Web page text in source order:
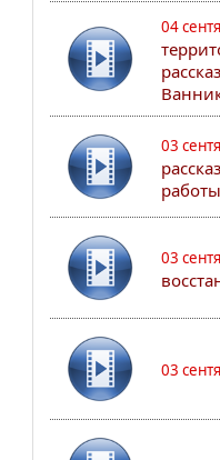
04
03
03
03